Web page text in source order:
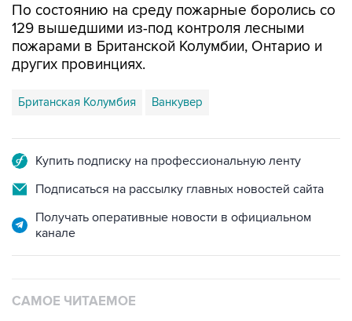
По состоянию на среду пожарные боролись со
129 вышедшими из-под контроля лесными
пожарами в Британской Колумбии, Онтарио и
других провинциях.
Британская Колумбия Ванкувер
Купить подписку на профессиональную ленту
Подписаться на рассылку главных новостей сайта
Получать оперативные новости в официальном
канале
САМОЕ ЧИТАЕМОЕ